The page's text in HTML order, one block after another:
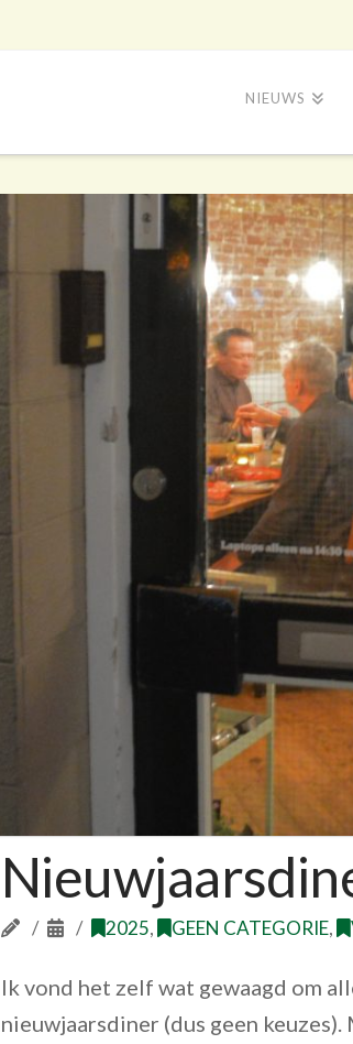
NIEUWS
2025, GEEN CATEGORIE,
Ik vond het zelf wat gewaagd om
nieuwjaarsdiner (dus geen